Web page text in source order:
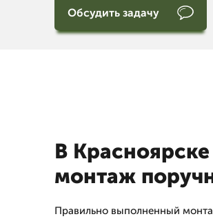
Обсудить задачу
В
монтаж
Правильно выполненный